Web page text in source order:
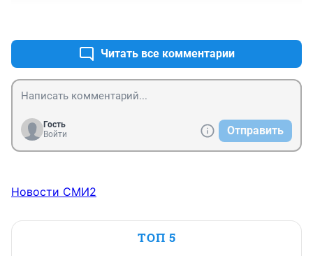
Читать все комментарии
Гость
Войти
Отправить
Новости СМИ2
ТОП 5